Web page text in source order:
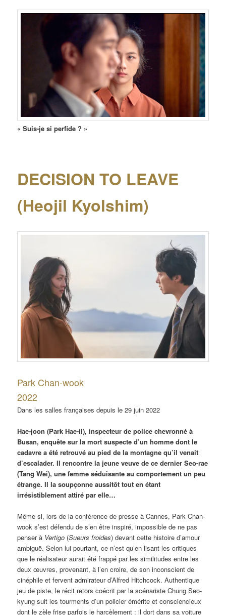
« Suis-je si perfide ? »
DECISION TO LEAVE
(Heojil Kyolshim)
Park Chan-wook
2022
Dans les salles françaises depuis le 29 juin 2022
Hae-joon (Park Hae-il), inspecteur de police chevronné à
Busan, enquête sur la mort suspecte d’un homme dont le
cadavre a été retrouvé au pied de la montagne qu’il venait
d’escalader. Il rencontre la jeune veuve de ce dernier Seo-rae
(Tang Wei), une femme séduisante au comportement un peu
étrange. Il la soupçonne aussitôt tout en étant
irrésistiblement attiré par elle…
Même si, lors de la conférence de presse à Cannes, Park Chan-
wook s’est défendu de s’en être inspiré, impossible de ne pas
penser à Vertigo (Sueurs froides) devant cette histoire d’amour
ambiguë. Selon lui pourtant, ce n’est qu’en lisant les critiques
que le réalisateur aurait été frappé par les similitudes entre les
deux œuvres, provenant, à l’en croire, de son inconscient de
cinéphile et fervent admirateur d’Alfred Hitchcock. Authentique
jeu de piste, le récit retors coécrit par la scénariste Chung Seo-
kyung suit les tourments d’un policier émérite et consciencieux
dont le zèle frise parfois le harcèlement : il dort dans sa voiture